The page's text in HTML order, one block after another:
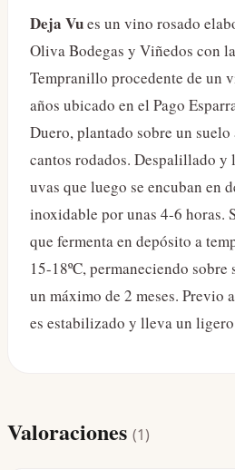
Deja Vues un vino rosado
Oliva Bodegas y Viñedos con
Tempranillo procedente de un
años ubicado en el Pago
Duero, plantado sobre un
cantos rodados. Despalillado y
uvas que luego se encuban en
inoxidable por unas 4-6 horas.
que fermenta en depósito a
15-18ºC, permaneciendo
un máximo de 2 meses. Previo
es estabilizado y lleva un
Valoraciones (1)